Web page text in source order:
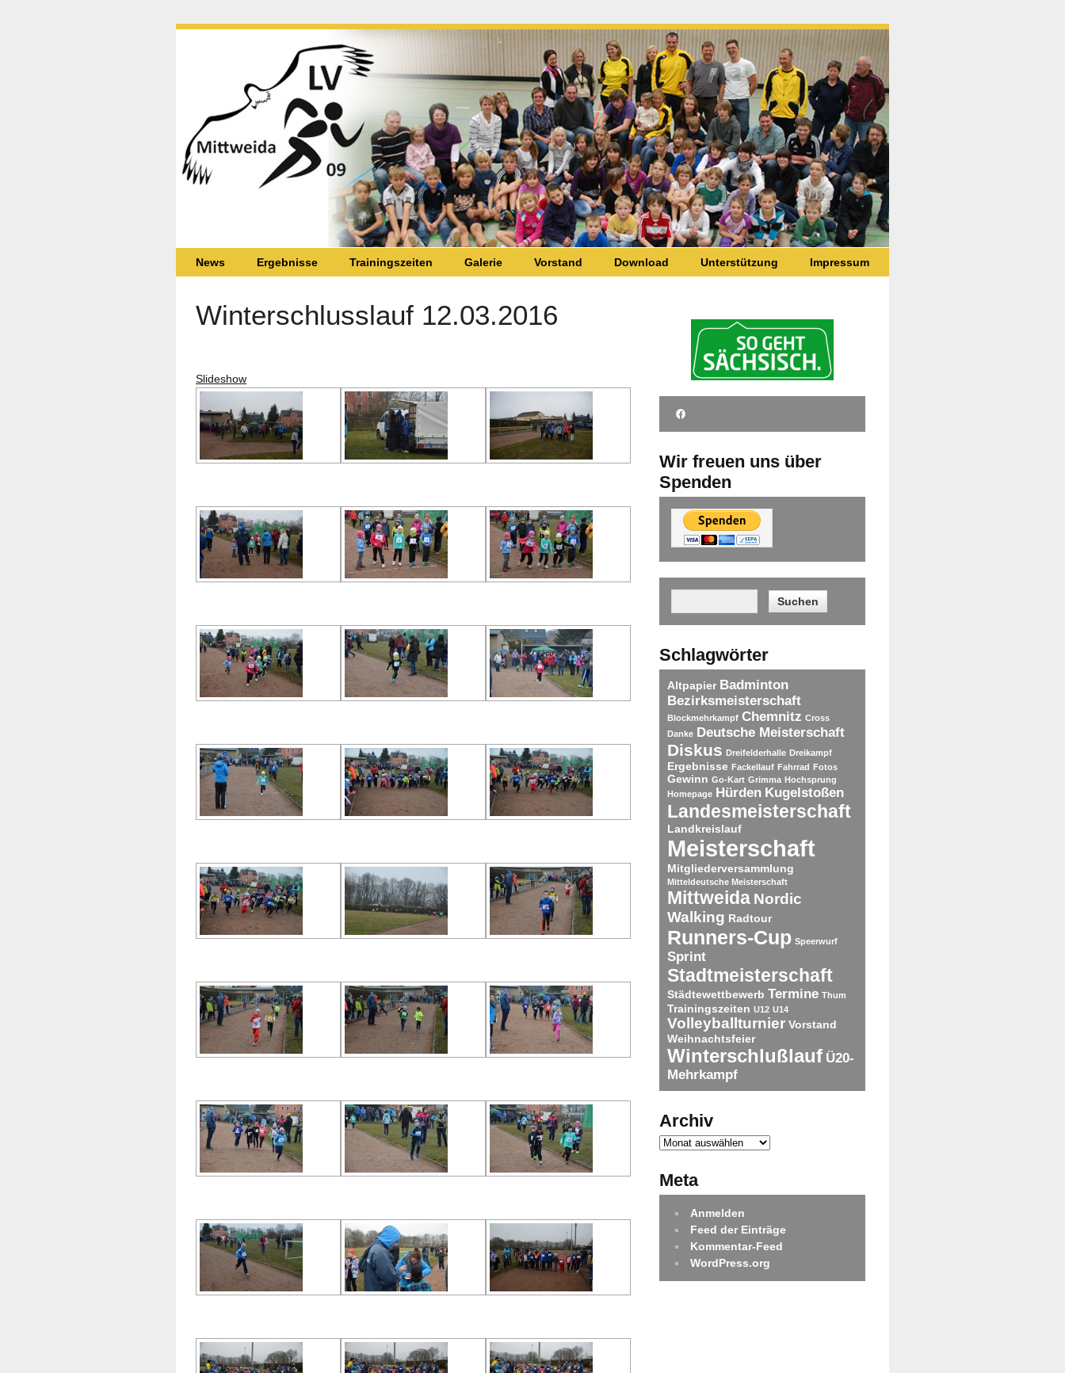
News Ergebnisse Trainingszeiten Galerie Vorstand Download Unterstützung Impressum
Winterschlusslauf 12.03.2016
Slideshow
Wir freuen uns über
Spenden
Schlagwörter
Altpapier Badminton
Bezirksmeisterschaft
Blockmehrkampf Chemnitz Cross
Danke Deutsche Meisterschaft
Diskus Dreifelderhalle Dreikampf
Ergebnisse Fackellauf Fahrrad Fotos
Gewinn Go-Kart Grimma Hochsprung
Homepage Hürden Kugelstoßen
Landesmeisterschaft
Landkreislauf
Meisterschaft
Mitgliederversammlung
Mitteldeutsche Meisterschaft
Mittweida Nordic
Walking Radtour
Runners-Cup Speerwurf
Sprint
Stadtmeisterschaft
Städtewettbewerb Termine Thum
Trainingszeiten U12 U14
Volleyballturnier Vorstand
Weihnachtsfeier
Winterschlußlauf Ü20-
Mehrkampf
Archiv
Meta
Anmelden
Feed der Einträge
Kommentar-Feed
WordPress.org